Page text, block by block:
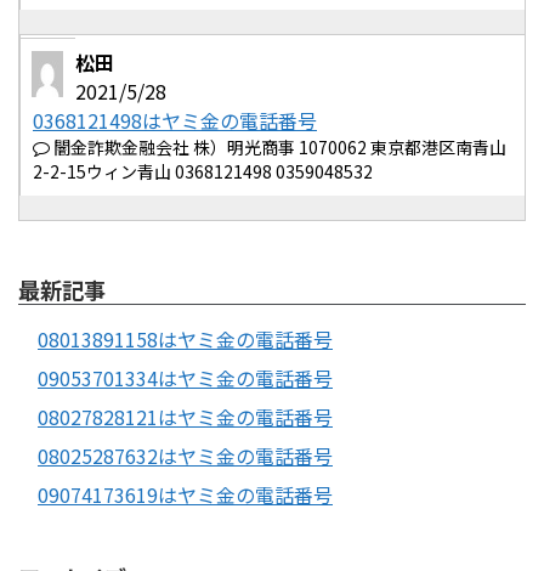
松田
2021/5/28
0368121498はヤミ金の電話番号
闇金詐欺金融会社 株）明光商事 1070062 東京都港区南青山
2-2-15ウィン青山 0368121498 0359048532
最新記事
08013891158はヤミ金の電話番号
09053701334はヤミ金の電話番号
08027828121はヤミ金の電話番号
08025287632はヤミ金の電話番号
09074173619はヤミ金の電話番号